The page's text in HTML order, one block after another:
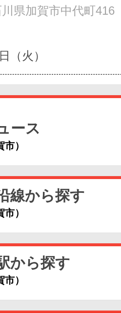
県加賀市中代町416
（火）
ース
市）
線から探す
市）
から探す
市）